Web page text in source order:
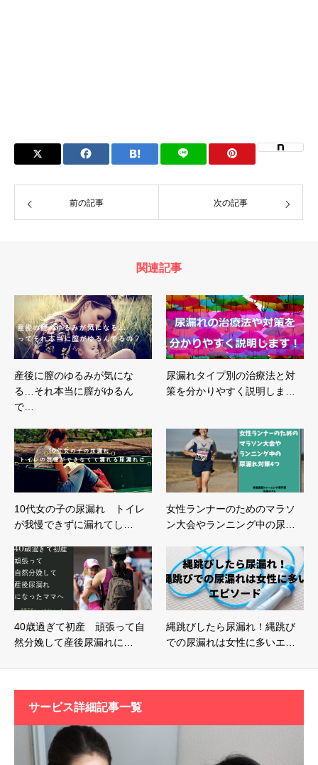
前の記事 次の記事
関連記事
産後に膣のゆるみが気にな
る…それ本当に膣がゆるん
で…
尿漏れタイプ別の治療法と対
策を分かりやすく説明しま…
10代女の子の尿漏れ トイレ
が我慢できずに漏れてし…
女性ランナーのためのマラソ
ン大会やランニング中の尿…
40歳過ぎて初産 頑張って自
然分娩して産後尿漏れに…
縄跳びしたら尿漏れ！縄跳び
での尿漏れは女性に多いエ…
サービス詳細記事一覧